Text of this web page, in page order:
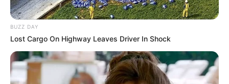
BUZZ DAY
Lost Cargo On Highway Leaves Driver In Shock